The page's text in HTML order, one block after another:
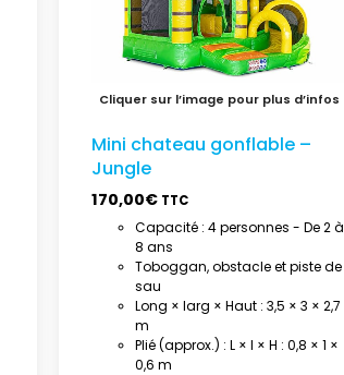
Mini chateau gonflable –
Jungle
170,00€ TTC
Capacité : 4 personnes - De 2 à
8 ans
Toboggan, obstacle et piste de
sau
Long × larg × Haut : 3,5 × 3 × 2,7
m
Plié (approx.) : L × l × H : 0,8 × 1 ×
0,6 m